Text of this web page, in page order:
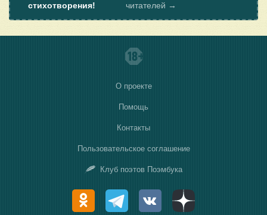
стихотворения!
читателей →
О проекте
Помощь
Контакты
Пользовательское соглашение
Клуб поэтов Поэмбука